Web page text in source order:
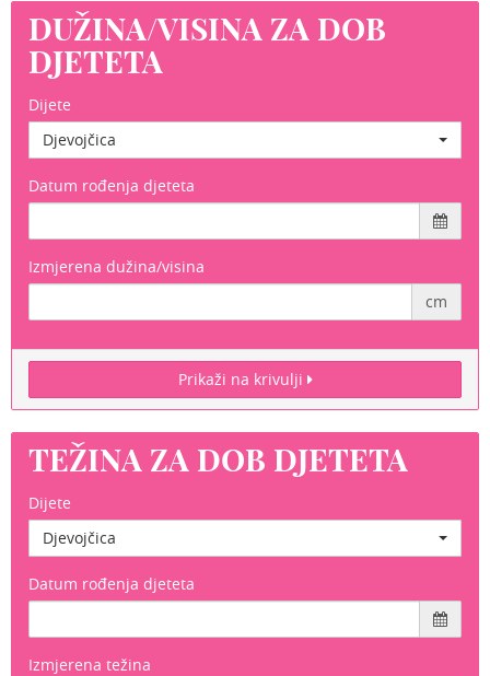
DUŽINA/VISINA ZA DOB
DJETETA
Dijete
Djevojčica
Datum rođenja djeteta
Izmjerena dužina/visina
cm
Prikaži na krivulji
TEŽINA ZA DOB DJETETA
Dijete
Djevojčica
Datum rođenja djeteta
Izmjerena težina